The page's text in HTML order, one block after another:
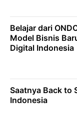
Belajar dari
Model Bisnis
Digital Indonesia
Saatnya Back to
Indonesia